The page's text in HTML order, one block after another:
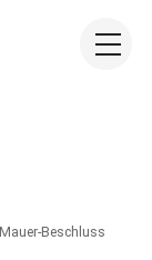
Beschluss